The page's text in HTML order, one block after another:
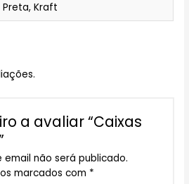
Preta, Kraft
a avaliar “Caixas
email não será publicado.
marcados com *